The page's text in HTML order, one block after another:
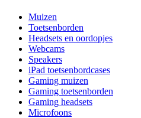
Muizen
Toetsenborden
Headsets en oordopjes
Webcams
Speakers
iPad toetsenbordcases
Gaming muizen
Gaming toetsenborden
Gaming headsets
Microfoons